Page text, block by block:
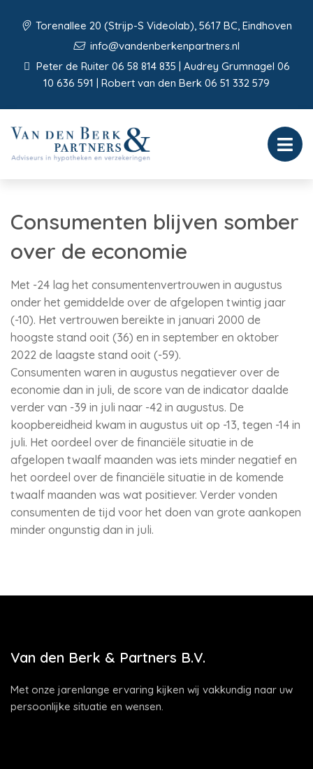
Torenallee 20 (Strijp-S Videolab), 5617 BC, Eindhoven
info@vandenberkenpartners.nl
Peter de Ruiter 06 58 814 835 | Audrey Grumnagel 06
10 636 591 | Robert van den Berk 06 51 332 579
Consumenten blijven somber
over de economie
Met -24 lag het consumentenvertrouwen in augustus
onder het gemiddelde over de afgelopen twintig jaar
(-10). Het vertrouwen bereikte in januari 2000 de
hoogste stand ooit (36) en in september en oktober
2022 de laagste stand ooit (-59).
Consumenten waren in augustus negatiever over de
economie dan in juli, de score van de indicator daalde
verder van -39 in juli naar -42 in augustus. De
koopbereidheid kwam in augustus uit op -13, tegen -14 in
juli. Het oordeel over de financiële situatie in de
afgelopen twaalf maanden was iets minder negatief en
het oordeel over de financiële situatie in de komende
twaalf maanden was wat positiever. Verder vonden
consumenten de tijd voor het doen van grote aankopen
minder ongunstig dan in juli.
Van den Berk & Partners B.V.
Met onze jarenlange ervaring kijken wij vakkundig naar uw
persoonlijke situatie en wensen.